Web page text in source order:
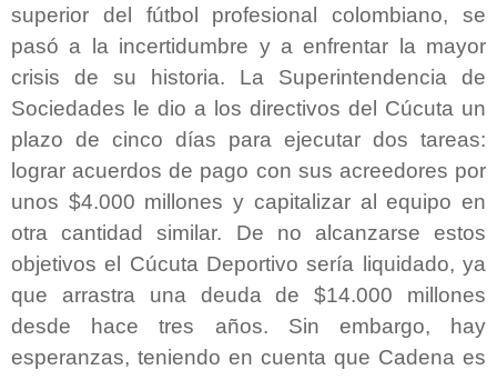
superior del fútbol profesional colombiano, se
pasó a la incertidumbre y a enfrentar la mayor
crisis de su historia. La Superintendencia de
Sociedades le dio a los directivos del Cúcuta un
plazo de cinco días para ejecutar dos tareas:
lograr acuerdos de pago con sus acreedores por
unos $4.000 millones y capitalizar al equipo en
otra cantidad similar. De no alcanzarse estos
objetivos el Cúcuta Deportivo sería liquidado, ya
que arrastra una deuda de $14.000 millones
desde hace tres años. Sin embargo, hay
esperanzas, teniendo en cuenta que Cadena es